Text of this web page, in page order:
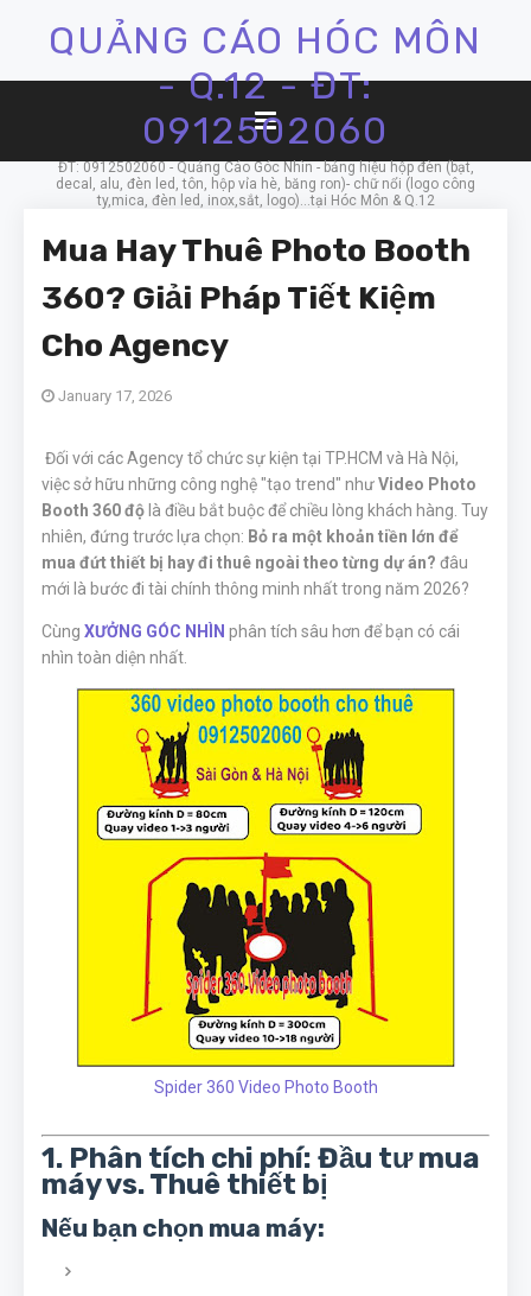
QUẢNG CÁO HÓC MÔN
- Q.12 - ĐT:
0912502060
ĐT: 0912502060 - Quảng Cáo Góc Nhìn - bảng hiệu hộp đèn (bạt,
decal, alu, đèn led, tôn, hộp vỉa hè, băng ron)- chữ nổi (logo công
ty,mica, đèn led, inox,sắt, logo)...tại Hóc Môn & Q.12
Mua Hay Thuê Photo Booth
360? Giải Pháp Tiết Kiệm
Cho Agency
January 17, 2026
Đối với các Agency tổ chức sự kiện tại TP.HCM và Hà Nội,
việc sở hữu những công nghệ "tạo trend" nhưVideo Photo
Booth 360 độ là điều bắt buộc để chiều lòng khách hàng. Tuy
nhiên, đứng trước lựa chọn: Bỏ ra một khoản tiền lớn để
mua đứt thiết bị hay đi thuê ngoài theo từng dự án? đâu
mới là bước đi tài chính thông minh nhất trong năm 2026?
Cùng XƯỞNG GÓC NHÌN phân tích sâu hơn để bạn có cái
nhìn toàn diện nhất.
Spider 360 Video Photo Booth
1. Phân tích chi phí: Đầu tư mua
máy vs. Thuê thiết bị
Nếu bạn chọn mua máy: